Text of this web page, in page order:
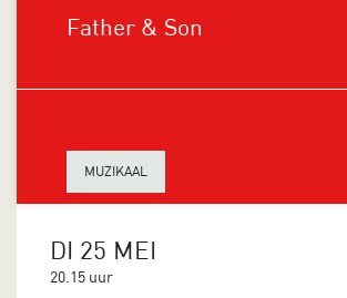
Father & Son
MUZIKAAL
DI 25 MEI
20.15 uur